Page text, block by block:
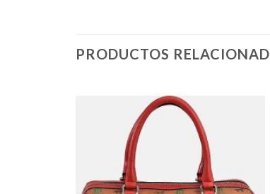
PRODUCTOS